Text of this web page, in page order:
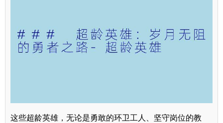
这些超龄英雄，无论是勇敢的环卫工人、坚守岗位的教